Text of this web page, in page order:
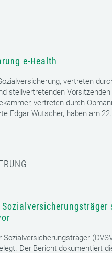
e-Health
vertreten
stellvertretenden
vertreten durch
Edgar Wutscher, haben am
Sozialversicherungsträger
Der Bericht dokumentiert